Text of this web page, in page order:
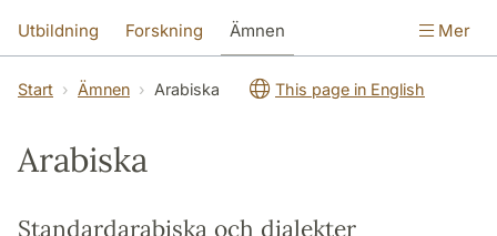
Utbildning Forskning Ämnen
SOL-husen Kontakt Institutionen
Mer
Start Ämnen Arabiska This page in English
Arabiska
Standardarabiska och dialekter